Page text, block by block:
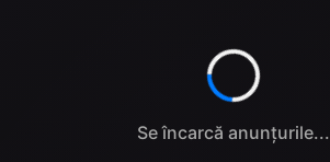
Se încarcă anunțurile...